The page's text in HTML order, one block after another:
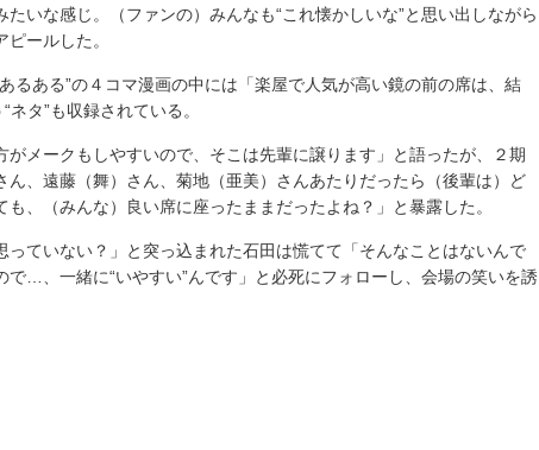
いな感じ。（ファンの）みんなも“これ懐かしいな”と思い出しながら
ールした。
るある”の４コマ漫画の中には「楽屋で人気が高い鏡の前の席は、結
ネタ”も収録されている。
メークもしやすいので、そこは先輩に譲ります」と語ったが、２期
ん、遠藤（舞）さん、菊地（亜美）さんあたりだったら（後輩は）ど
も、（みんな）良い席に座ったままだったよね？」と暴露した。
ていない？」と突っ込まれた石田は慌てて「そんなことはないんで
で…、一緒に“いやすい”んです」と必死にフォローし、会場の笑いを誘